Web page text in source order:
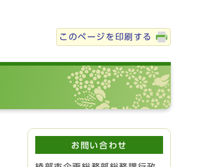
このページを印刷する
お問い合わせ